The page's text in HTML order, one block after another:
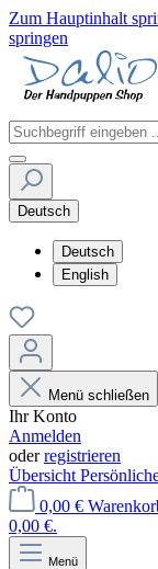
Zum Hauptinhalt
springen
Deutsch
Deutsch
English
Menü schließen
Ihr Konto
Anmelden
oderregistrieren
Übersicht
0,00 €
0,00 €.
Menü